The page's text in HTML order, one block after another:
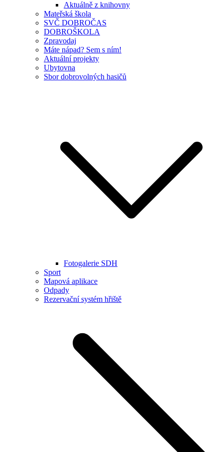
Aktuálně z knihovny
Mateřská škola
SVČ DOBROČAS
DOBROŠKOLA
Zpravodaj
Máte nápad? Sem s ním!
Aktuální projekty
Ubytovna
Sbor dobrovolných hasičů
Fotogalerie SDH
Sport
Mapová aplikace
Odpady
Rezervační systém hřiště